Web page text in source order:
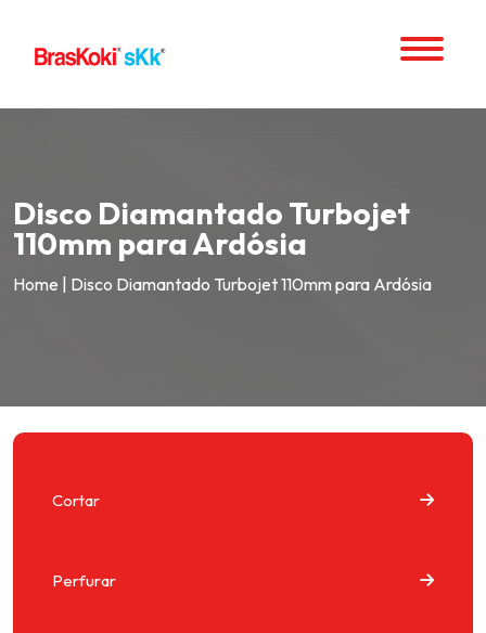
Disco Diamantado Turbojet
110mm para Ardósia
Home Disco Diamantado Turbojet 110mm para Ardósia
Cortar
Perfurar